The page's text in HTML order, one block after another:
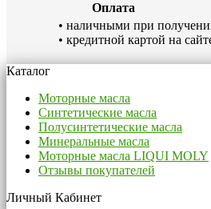
Оплата
• наличными при
• кредитной картой на
Рекомендуемые товары
Противоизносная присадка для
759 грн.
Каталог